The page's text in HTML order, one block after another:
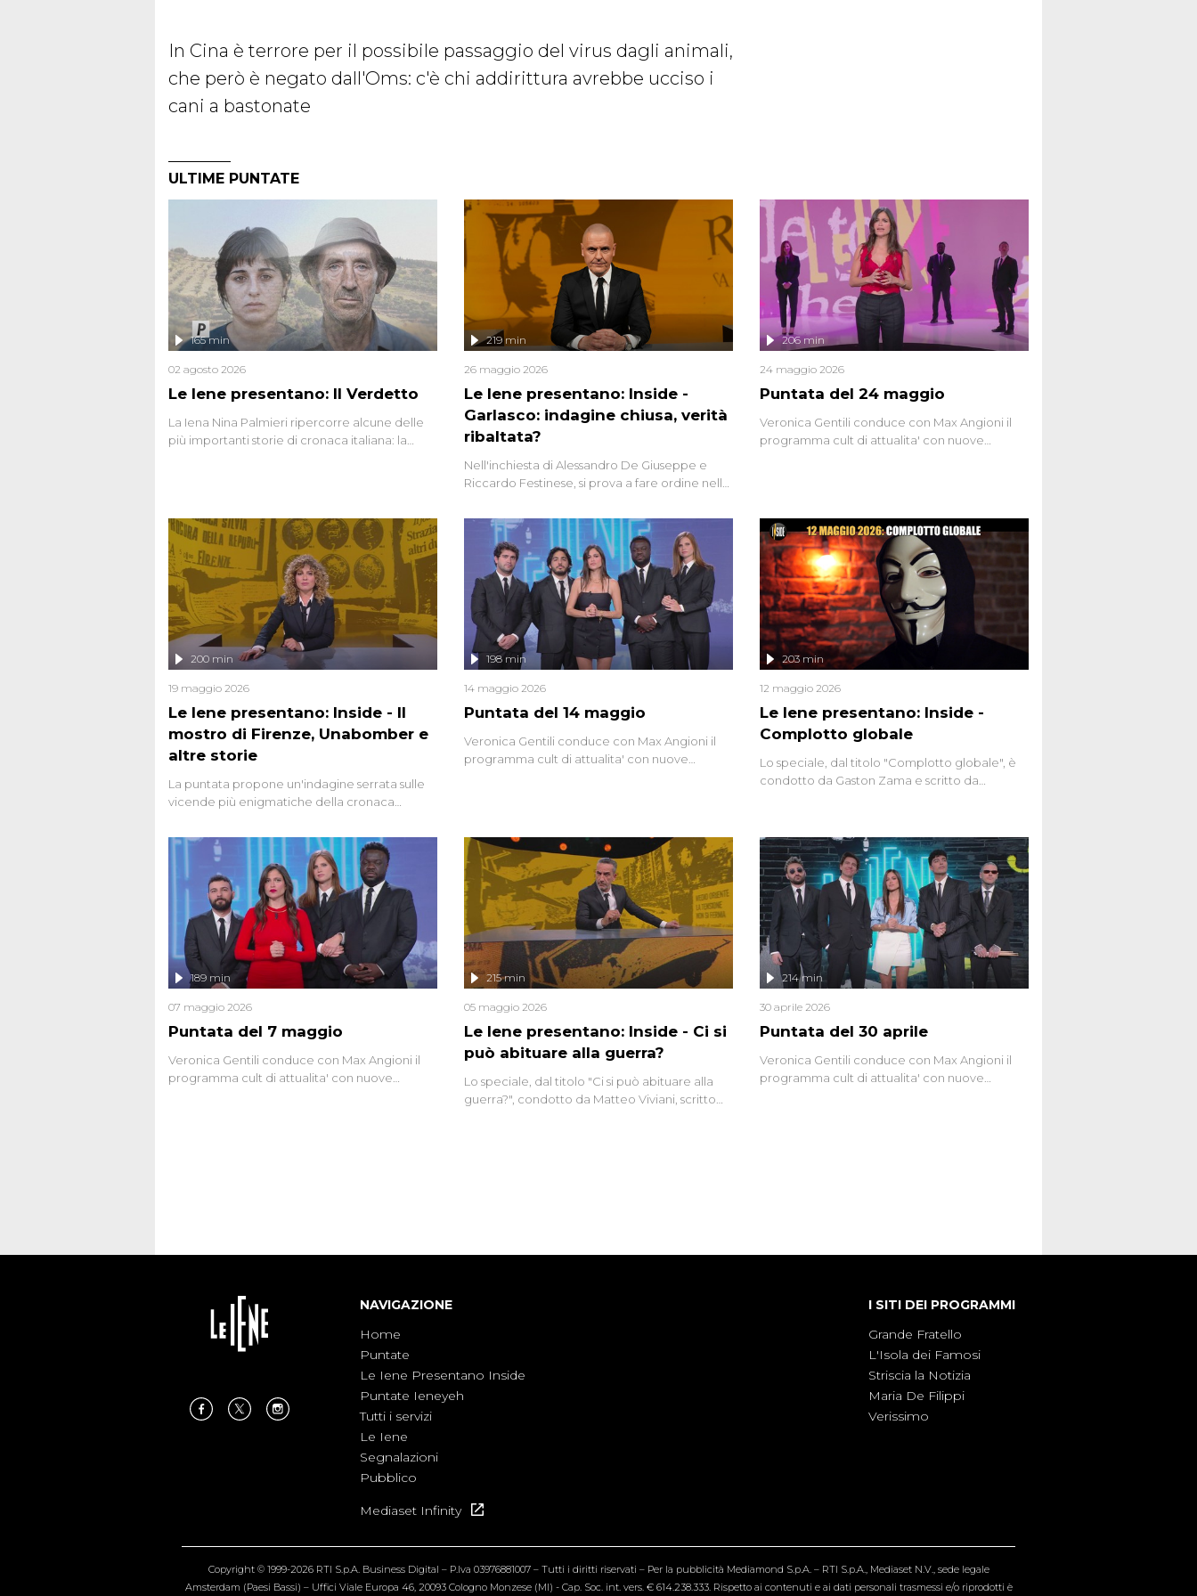
In Cina è terrore per il possibile passaggio del virus dagli animali,
che però è negato dall'Oms: c'è chi addirittura avrebbe ucciso i
cani a bastonate
ULTIME PUNTATE
Le Iene presentano: Il Verdetto
165 min
02 agosto 2026
La Iena Nina Palmieri ripercorre alcune delle
più importanti storie di cronaca italiana: la
Le Iene presentano: Inside -
Garlasco: indagine chiusa, verità
ribaltata?
219 min
26 maggio 2026
Nell'inchiesta di Alessandro De Giuseppe e
Riccardo Festinese, si prova a fare ordine nella
continuano a emergere attorno a una delle
vicende giudiziarie più discusse degli ultimi
anni. Lo speciale ricostruisce la vicenda
mettendo in fila testimonianze, errori, dettagli
controversi e i protagonisti di un'indagine che
sembra non avere fine.
Puntata del 24 maggio
206 min
24 maggio 2026
Veronica Gentili conduce con Max Angioni il
programma cult di attualita' con nuove
Le Iene presentano: Inside - Il
mostro di Firenze, Unabomber e
altre storie
200 min
19 maggio 2026
La puntata propone un'indagine serrata sulle
vicende più enigmatiche della cronaca
seriale responsabile di decine di attentati tra
gli anni '90 e il 2000 che, inquietantemente,
potrebbe essere ancora in libertà. Lo speciale
affronta inoltre le zone d'ombra sul Mostro di
Firenze, le cui responsabilità appaiono ancora
oggi avvolte in un groviglio di dubbi mai
chiariti. Nel corso dello speciale anche
l'intervista inedita a Olindo Romano, realizzata
ne...
Puntata del 14 maggio
198 min
14 maggio 2026
Veronica Gentili conduce con Max Angioni il
programma cult di attualita' con nuove
Le Iene presentano: Inside -
Complotto globale
203 min
12 maggio 2026
Lo speciale, dal titolo "Complotto globale", è
condotto da Gaston Zama e scritto da
alternative, dei sospetti globali e del
complottismo che negli ultimi anni hanno
invaso social network, talk show, piazze digitali
e immaginario collettivo.
Puntata del 7 maggio
189 min
07 maggio 2026
Veronica Gentili conduce con Max Angioni il
programma cult di attualita' con nuove
Le Iene presentano: Inside - Ci si
può abituare alla guerra?
215 min
05 maggio 2026
Lo speciale, dal titolo "Ci si può abituare alla
guerra?", condotto da Matteo Viviani, scritto
Puntata del 30 aprile
214 min
30 aprile 2026
Veronica Gentili conduce con Max Angioni il
programma cult di attualita' con nuove
NAVIGAZIONE
Home
Puntate
Le Iene Presentano Inside
Puntate Ieneyeh
Tutti i servizi
Le Iene
Segnalazioni
Pubblico
Mediaset Infinity
I SITI DEI PROGRAMMI
Grande Fratello
L'Isola dei Famosi
Striscia la Notizia
Maria De Filippi
Verissimo
Copyright © 1999-2026 RTI S.p.A. Business Digital – P.Iva 03976881007 – Tutti i diritti riservati – Per la pubblicità Mediamond S.p.A. – RTI S.p.A., Mediaset N.V., sede legale
Amsterdam (Paesi Bassi) – Uffici Viale Europa 46, 20093 Cologno Monzese (MI) - Cap. Soc. int. vers. € 614.238.333. Rispetto ai contenuti e ai dati personali trasmessi e/o riprodotti è